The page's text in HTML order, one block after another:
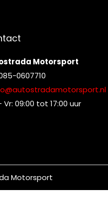
Motorsport
0607710
Vr: 09:00 tot 17:00 uur
Motorsport